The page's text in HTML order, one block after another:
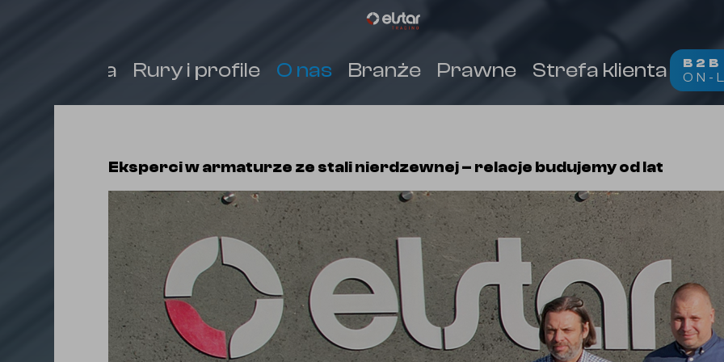
Armatura Rury i profile O nas Branże Prawne Strefa klienta B2B
ON-
Eksperci w armaturze ze stali nierdzewnej – relacje budujemy od lat